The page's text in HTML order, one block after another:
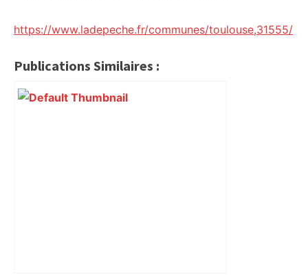
https://www.ladepeche.fr/communes/toulouse,31555/
Publications Similaires :